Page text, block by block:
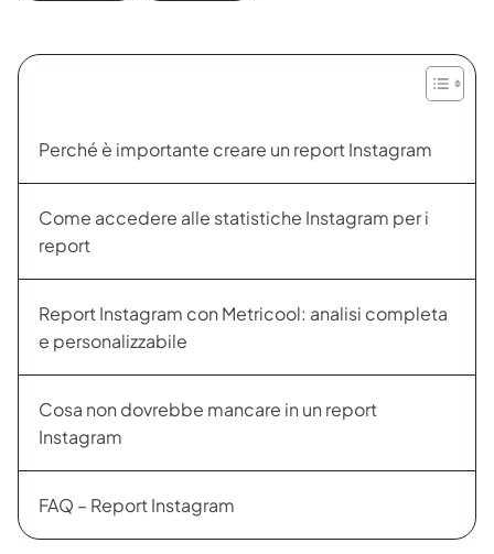
Perché è importante creare un report Instagram
Come accedere alle statistiche Instagram per i
report
Report Instagram con Metricool: analisi completa
e personalizzabile
Cosa non dovrebbe mancare in un report
Instagram
FAQ – Report Instagram